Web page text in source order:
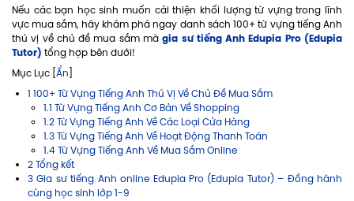
Nếu các bạn học sinh muốn cải thiện khối lượng từ vựng trong lĩnh
vực mua sắm, hãy khám phá ngay danh sách 100+ từ vựng tiếng Anh
thú vị về chủ đề mua sắm màgia sư tiếng Anh Edupia Pro (Edupia
Tutor) tổng hợp bên dưới!
Mục Lục [ Ẩn
1 100+ Từ Vựng Tiếng Anh Thú Vị Về Chủ Đề Mua Sắm
1.1 Từ Vựng Tiếng Anh Cơ Bản Về Shopping
1.2 Từ Vựng Tiếng Anh Về Các Loại Cửa Hàng
1.3 Từ Vựng Tiếng Anh Về Hoạt Động Thanh Toán
1.4 Từ Vựng Tiếng Anh Về Mua Sắm Online
2 Tổng kết
3 Gia sư tiếng Anh online Edupia Pro (Edupia Tutor) – Đồng hành
cùng học sinh lớp 1-9